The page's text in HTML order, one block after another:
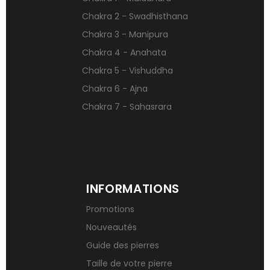
Pierres naturelles contre le stress
Qu’est-ce qu’une gemme ?
Signification des pierres de naissance
Chakra 2 - Swadhisthana
Chakra 3 - Manipura
Chakra 4 - Anahata
Chakra 5 - Vishuddha
Chakra 6 - Ajna
Chakra 7 - Sahasrara
INFORMATIONS
Promotions
Nouveautés
Guide des pierres
Taille de votre pierre